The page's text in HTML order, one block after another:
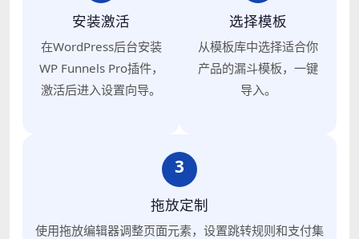
安装激活
在WordPress后台安装
WP Funnels Pro插件，
激活后进入设置向导。
选择模板
从模板库中选择适合你
产品的漏斗模板，一键
导入。
3
拖放定制
使用拖放编辑器调整页面元素，设置跳转规则和支付集